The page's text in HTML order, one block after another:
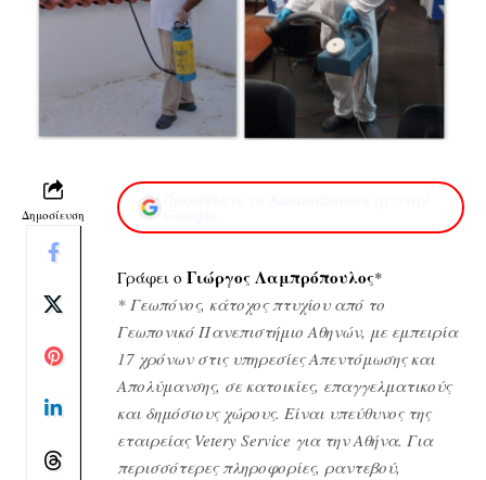
Δημοσίευση
Γράφει ο Γιώργος Λαμπρόπουλος*
* Γεωπόνος, κάτοχος πτυχίου από το
Γεωπονικό Πανεπιστήμιο Αθηνών, με εμπειρία
17 χρόνων στις υπηρεσίες Απεντόμωσης και
Απολύμανσης, σε κατοικίες, επαγγελματικούς
και δημόσιους χώρους. Είναι υπεύθυνος της
εταιρείας Vetery Service για την Αθήνα. Για
περισσότερες πληροφορίες, ραντεβού,